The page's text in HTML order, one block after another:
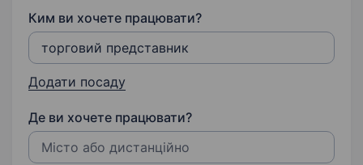
Ким ви хочете працювати?
Додати посаду
Де ви хочете працювати?